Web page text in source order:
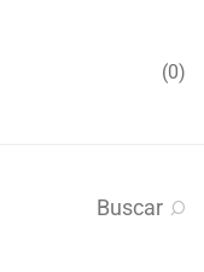
0
Buscar